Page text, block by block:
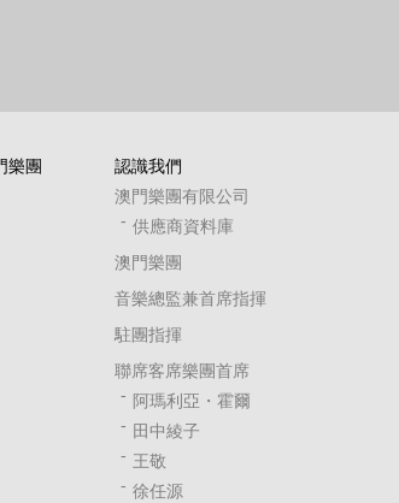
樂團
認識我們
澳門樂團有限公司
供應商資料庫
澳門樂團
音樂總監兼首席指揮
駐團指揮
聯席客席樂團首席
阿瑪利亞・霍爾
田中綾子
王敬
徐任源